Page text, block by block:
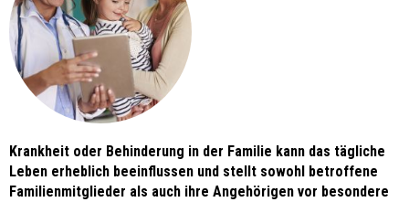
Krankheit oder Behinderung in der Familie kann das tägliche
Leben erheblich beeinflussen und stellt sowohl betroffene
Familienmitglieder als auch ihre Angehörigen vor besondere